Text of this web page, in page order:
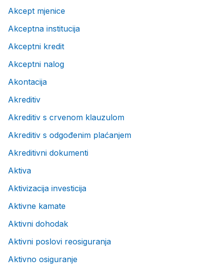
Akcept mjenice
Akceptna institucija
Akceptni kredit
Akceptni nalog
Akontacija
Akreditiv
Akreditiv s crvenom klauzulom
Akreditiv s odgođenim plaćanjem
Akreditivni dokumenti
Aktiva
Aktivizacija investicija
Aktivne kamate
Aktivni dohodak
Aktivni poslovi reosiguranja
Aktivno osiguranje